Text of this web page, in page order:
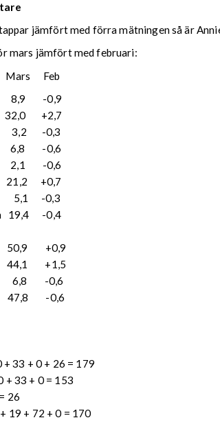
jämfört med förra mätningen så är
mars jämfört med februari:
8,9 -0,9
32,0 +2,7
-0,3
-0,6
-0,6
+0,7
5,1 -0,3
19,4 -0,4
+0,9
+1,5
-0,6
47,8 -0,6
33 + 0 + 26 = 179
+ 0 = 153
19 + 72 + 0 = 170